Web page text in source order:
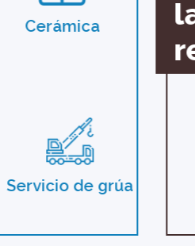
Cerámica
Servicio de grúa